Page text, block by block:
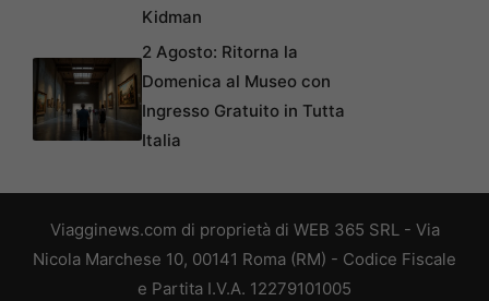
Kidman
2 Agosto: Ritorna la
Domenica al Museo con
Ingresso Gratuito in Tutta
Italia
Viagginews.com di proprietà di WEB 365 SRL - Via
Nicola Marchese 10, 00141 Roma (RM) - Codice Fiscale
e Partita I.V.A. 12279101005